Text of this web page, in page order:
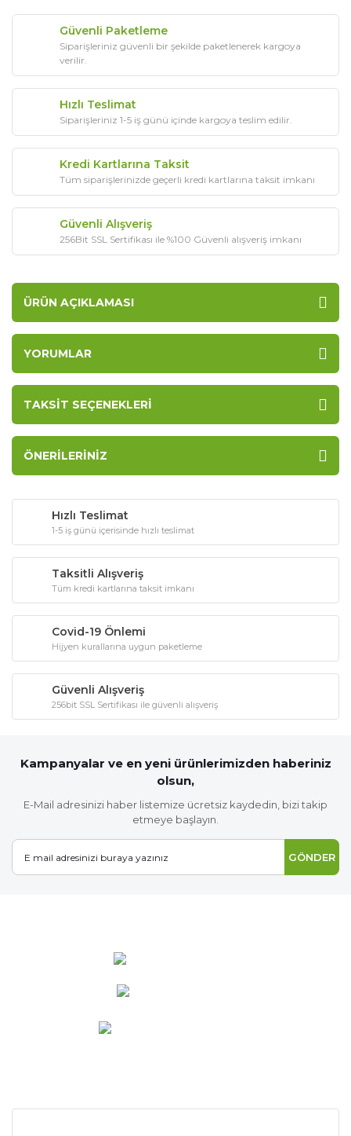
Güvenli Paketleme
Siparişleriniz güvenli bir şekilde paketlenerek kargoya
verilir.
Hızlı Teslimat
Siparişleriniz 1-5 iş günü içinde kargoya teslim edilir.
Kredi Kartlarına Taksit
Tüm siparişlerinizde geçerli kredi kartlarına taksit imkanı
Güvenli Alışveriş
256Bit SSL Sertifikası ile %100 Güvenli alışveriş imkanı
ÜRÜN AÇIKLAMASI
YORUMLAR
TAKSIT SEÇENEKLERI
ÖNERILERINIZ
Hızlı Teslimat
1-5 iş günü içerisinde hızlı teslimat
Taksitli Alışveriş
Tüm kredi kartlarına taksit imkanı
Covid-19 Önlemi
Hijyen kurallarına uygun paketleme
Güvenli Alışveriş
256bit SSL Sertifikası ile güvenli alışveriş
Kampanyalar ve en yeni ürünlerimizden haberiniz
olsun,
E-Mail adresinizi haber listemize ücretsiz kaydedin, bizi takip
etmeye başlayın.
GÖNDER